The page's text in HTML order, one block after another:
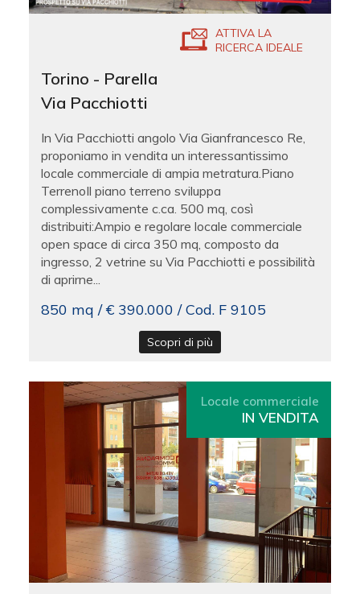
ATTIVA LA
RICERCA IDEALE
Torino - Parella
Via Pacchiotti
In Via Pacchiotti angolo Via Gianfrancesco Re,
proponiamo in vendita un interessantissimo
locale commerciale di ampia metratura.Piano
TerrenoIl piano terreno sviluppa
complessivamente c.ca. 500 mq, così
distribuiti:Ampio e regolare locale commerciale
open space di circa 350 mq, composto da
ingresso, 2 vetrine su Via Pacchiotti e possibilità
di aprirne...
850 mq / € 390.000 / Cod. F 9105
Scopri di più
Locale commerciale
IN VENDITA